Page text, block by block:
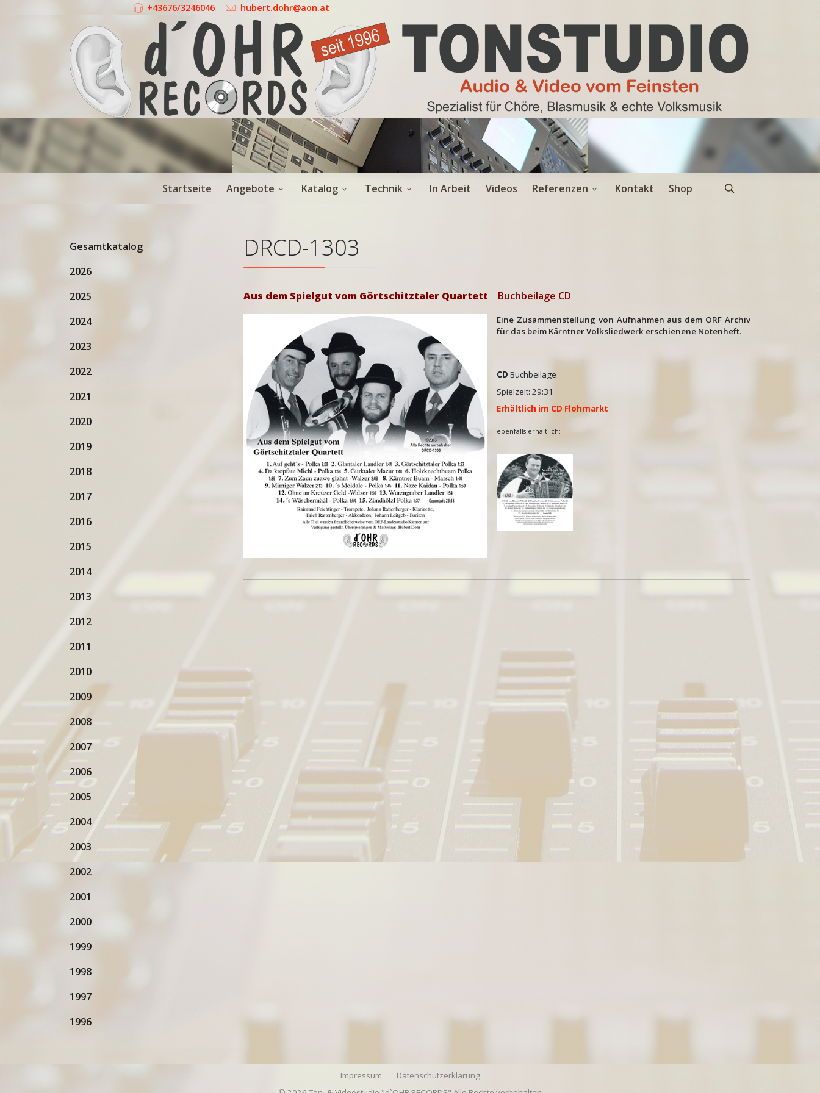
+43676/3246046 hubert.dohr@aon.at
Startseite Angebote Katalog Technik In Arbeit Videos Referenzen Kontakt Shop
Gesamtkatalog
2026
2025
2024
2023
2022
2021
2020
2019
2018
2017
2016
2015
2014
2013
2012
2011
2010
2009
2008
2007
2006
2005
2004
2003
2002
2001
2000
1999
1998
1997
1996
DRCD-1303
Aus dem Spielgut vom Görtschitztaler Quartett Buchbeilage CD
Eine Zusammenstellung von Aufnahmen aus dem ORF Archiv
für das beim Kärntner Volksliedwerk erschienene Notenheft.
CD Buchbeilage
Spielzeit: 29:31
Erhältlich im CD Flohmarkt
ebenfalls erhältlich:
Impressum
Datenschutzerklärung